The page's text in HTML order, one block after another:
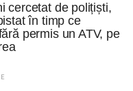
cercetat de polițiști,
în timp ce
permis un ATV, pe